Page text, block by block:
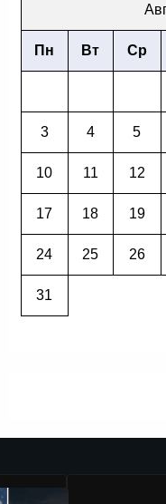
Пн Вт Ср
3 4 5
10 11 12
17 18 19
24 25 26
31